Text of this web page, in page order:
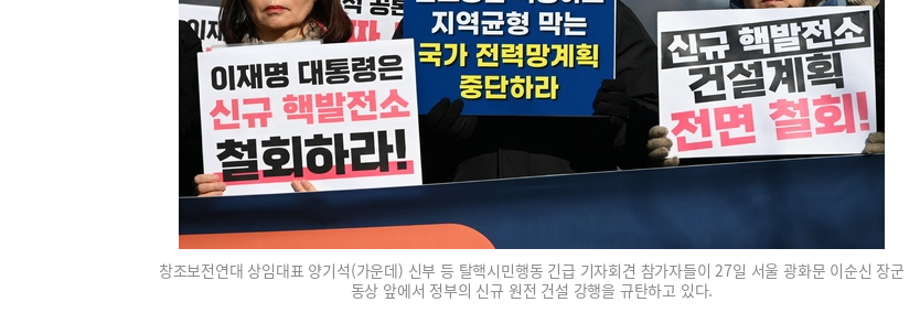
창조보전연대 상임대표 양기석(가운데) 신부 등 탈핵시민행동 긴급 기자회견 참가자들이 27일 서울 광화문 이순신 장군
동상 앞에서 정부의 신규 원전 건설 강행을 규탄하고 있다.